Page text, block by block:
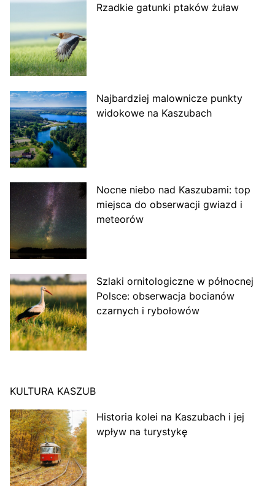
Rzadkie gatunki ptaków żuław
Najbardziej malownicze punkty
widokowe na Kaszubach
Nocne niebo nad Kaszubami: top
miejsca do obserwacji gwiazd i
meteorów
Szlaki ornitologiczne w północnej
Polsce: obserwacja bocianów
czarnych i rybołowów
KULTURA KASZUB
Historia kolei na Kaszubach i jej
wpływ na turystykę